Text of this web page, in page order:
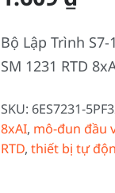
Bộ Lập Trình S7-
SM 1231 RTD
SKU: 6ES7231-
8xAI, mô-đun đầu
RTD, thiết bị tự